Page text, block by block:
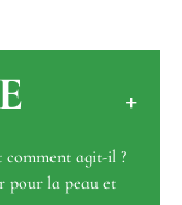
comment agit-il ?
pour la peau et